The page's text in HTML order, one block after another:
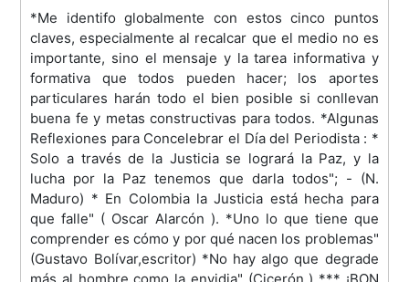
*Me identifo globalmente con estos cinco puntos
claves, especialmente al recalcar que el medio no es
importante, sino el mensaje y la tarea informativa y
formativa que todos pueden hacer; los aportes
particulares harán todo el bien posible si conllevan
buena fe y metas constructivas para todos. *Algunas
Reflexiones para Concelebrar el Día del Periodista : *
Solo a través de la Justicia se logrará la Paz, y la
lucha por la Paz tenemos que darla todos"; - (N.
Maduro) * En Colombia la Justicia está hecha para
que falle" ( Oscar Alarcón ). *Uno lo que tiene que
comprender es cómo y por qué nacen los problemas"
(Gustavo Bolívar,escritor) *No hay algo que degrade